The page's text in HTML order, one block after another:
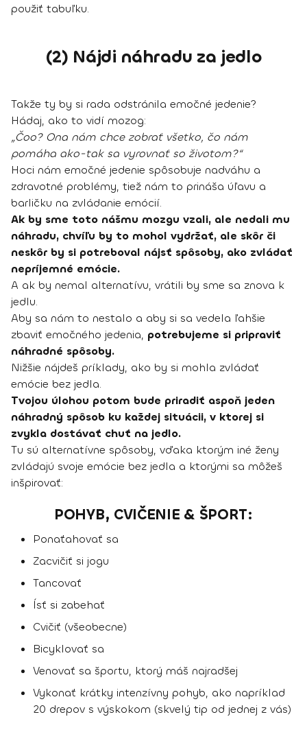
použiť tabuľku.
(2) Nájdi náhradu za jedlo
Takže ty by si rada odstránila emočné jedenie?
Hádaj, ako to vidí mozog:
„Čoo? Ona nám chce zobrať všetko, čo nám
pomáha ako-tak sa vyrovnať so životom?“
Hoci nám emočné jedenie spôsobuje nadváhu a
zdravotné problémy, tiež nám to prináša úľavu a
barličku na zvládanie emócií.
Ak by sme toto nášmu mozgu vzali, ale nedali mu
náhradu, chvíľu by to mohol vydržať, ale skôr či
neskôr by si potreboval nájsť spôsoby, ako zvládať
nepríjemné emócie.
A ak by nemal alternatívu, vrátili by sme sa znova k
jedlu.
Aby sa nám to nestalo a aby si sa vedela ľahšie
zbaviť emočného jedenia, potrebujeme si pripraviť
náhradné spôsoby.
Nižšie nájdeš príklady, ako by si mohla zvládať
emócie bez jedla.
Tvojou úlohou potom bude priradiť aspoň jeden
náhradný spôsob ku každej situácii, v ktorej si
zvykla dostávať chuť na jedlo.
Tu sú alternatívne spôsoby, vďaka ktorým iné ženy
zvládajú svoje emócie bez jedla a ktorými sa môžeš
inšpirovať:
POHYB, CVIČENIE & ŠPORT:
Ponaťahovať sa
Zacvičiť si jogu
Tancovať
Ísť si zabehať
Cvičiť (všeobecne)
Bicyklovať sa
Venovať sa športu, ktorý máš najradšej
Vykonať krátky intenzívny pohyb, ako napríklad
20 drepov s výskokom (skvelý tip od jednej z vás)